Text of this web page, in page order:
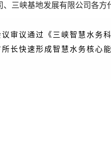
三峡基地发展有限公司各方
审议通过《三峡智慧水
长快速形成智慧水务核